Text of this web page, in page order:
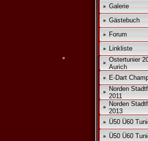
Galerie
Gästebuch
Forum
Linkliste
Ostertunier
Aurich
E-Dart
Norden
2011
Norden
2013
Ü50 Ü60
Ü50 Ü60
*